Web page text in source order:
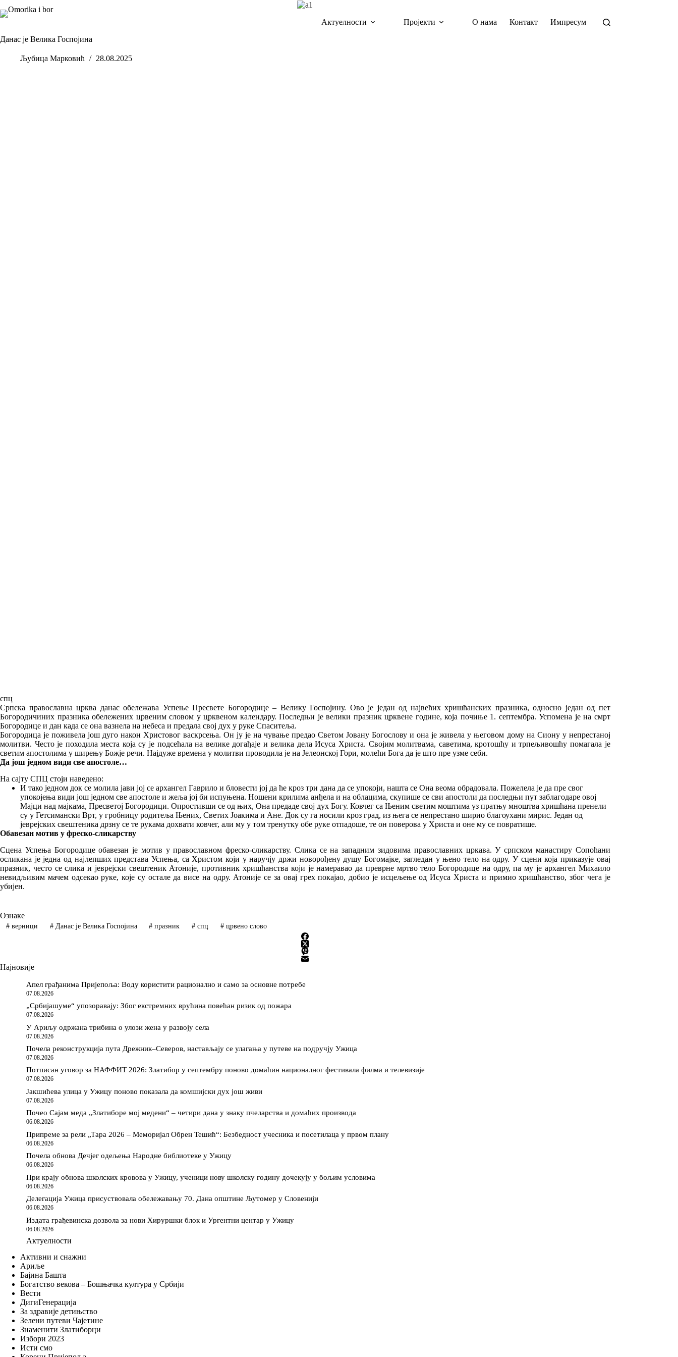
to
Актуелности Пројекти О нама Контакт
Импресум
Данас је Велика Госпојина
Љубица Марковић 28.08.2025
спц
Српска православна црква данас обележава Успење Пресвете Богородице – Велику Госпојину. Ово је један од највећих хришћанских празника, односно један од пет
Богородичиних празника обележених црвеним словом у црквеном календару. Последњи је велики празник црквене године, која почиње 1. септембра. Успомена је на смрт
Богородице и дан када се она вазнела на небеса и предала свој дух у руке Спаситеља.
Богородица је поживела још дуго након Христовог васкрсења. Он ју је на чување предао Светом Јовану Богослову и она је живела у његовом дому на Сиону у непрестаној
молитви. Често је походила места која су је подсећала на велике догађаје и велика дела Исуса Христа. Својим молитвама, саветима, кротошћу и трпељивошћу помагала је
светим апостолима у ширењу Божје речи. Најдуже времена у молитви проводила је на Јелеонској Гори, молећи Бога да је што пре узме себи.
Да још једном види све апостоле…
На сајту СПЦ стоји наведено:
И тако једном док се молила јави јој се архангел Гаврило и бловести јој да ће кроз три дана да се упокоји, нашта се Она веома обрадовала. Пожелела је да пре свог
упокојења види још једном све апостоле и жеља јој би испуњена. Ношени крилима анђела и на облацима, скупише се сви апостоли да последњи пут заблагодаре овој
Мајци над мајкама, Пресветој Богородици. Опростивши се од њих, Она предаде свој дух Богу. Ковчег са Њеним светим моштима уз пратњу мноштва хришћана пренели
су у Гетсимански Врт, у гробницу родитеља Њених, Светих Јоакима и Ане. Док су га носили кроз град, из њега се непрестано ширио благоухани мирис. Један од
јеврејских свештеника дрзну се те рукама дохвати ковчег, али му у том тренутку обе руке отпадоше, те он поверова у Христа и оне му се повратише.
Обавезан мотив у фреско-сликарству
Сцена Успења Богородице обавезан је мотив у православном фреско-сликарству. Слика се на западним зидовима православних цркава. У српском манастиру Сопоћани
осликана је једна од најлепших представа Успења, са Христом који у наручју држи новорођену душу Богомајке, загледан у њено тело на одру. У сцени која приказује овај
празник, често се слика и јеврејски свештеник Атоније, противник хришћанства који је намеравао да преврне мртво тело Богородице на одру, па му је архангел Михаило
невидљивим мачем одсекао руке, које су остале да висе на одру. Атоније се за овај грех покајао, добио је исцељење од Исуса Христа и примио хришћанство, због чега је
убијен.
Ознаке
#верници #Данас је Велика Госпојина # празник # спц # црвено слово
Најновије
Апел грађанима Пријепоља: Воду користити рационално и само за основне потребе
07.08.2026
„Србијашуме“ упозоравају: Због екстремних врућина повећан ризик од пожара
07.08.2026
У Ариљу одржана трибина о улози жена у развоју села
07.08.2026
Почела реконструкција пута Дрежник–Северов, настављају се улагања у путеве на подручју Ужица
07.08.2026
Потписан уговор за НАФФИТ 2026: Златибор у септембру поново домаћин националног фестивала филма и телевизије
07.08.2026
Јакшићева улица у Ужицу поново показала да комшијски дух још живи
07.08.2026
Почео Сајам меда „Златиборе мој медени“ – четири дана у знаку пчеларства и домаћих производа
06.08.2026
Припреме за рели „Тара 2026 – Меморијал Обрен Тешић“: Безбедност учесника и посетилаца у првом плану
06.08.2026
Почела обнова Дечјег одељења Народне библиотеке у Ужицу
06.08.2026
При крају обнова школских кровова у Ужицу, ученици нову школску годину дочекују у бољим условима
06.08.2026
Делегација Ужица присуствовала обележавању 70. Дана општине Љутомер у Словенији
06.08.2026
Издата грађевинска дозвола за нови Хируршки блок и Ургентни центар у Ужицу
06.08.2026
Актуелности
Активни и снажни
Ариље
Бајина Башта
Богатство векова – Бошњачка култура у Србији
Вести
ДигиГенерација
За здравије детињство
Зелени путеви Чајетине
Знаменити Златиборци
Избори 2023
Исти смо